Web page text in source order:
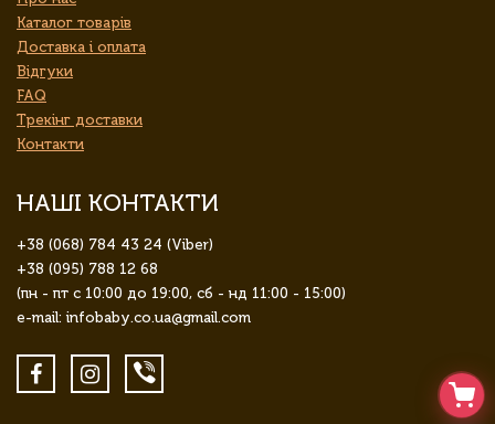
Каталог товарів
Доставка і оплата
Відгуки
FAQ
Трекінг доставки
Контакти
НАШІ КОНТАКТИ
+38 (068) 784 43 24 (Viber)
+38 (095) 788 12 68
(пн - пт с 10:00 до 19:00, сб - нд 11:00 - 15:00)
e-mail: infobaby.co.ua@gmail.com